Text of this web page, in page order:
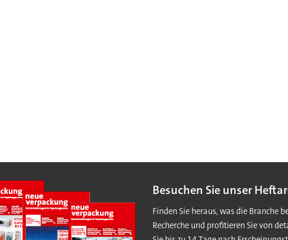
Besuchen Sie unser
Finden Sie heraus, was die Branche
Recherche und profitieren Sie von